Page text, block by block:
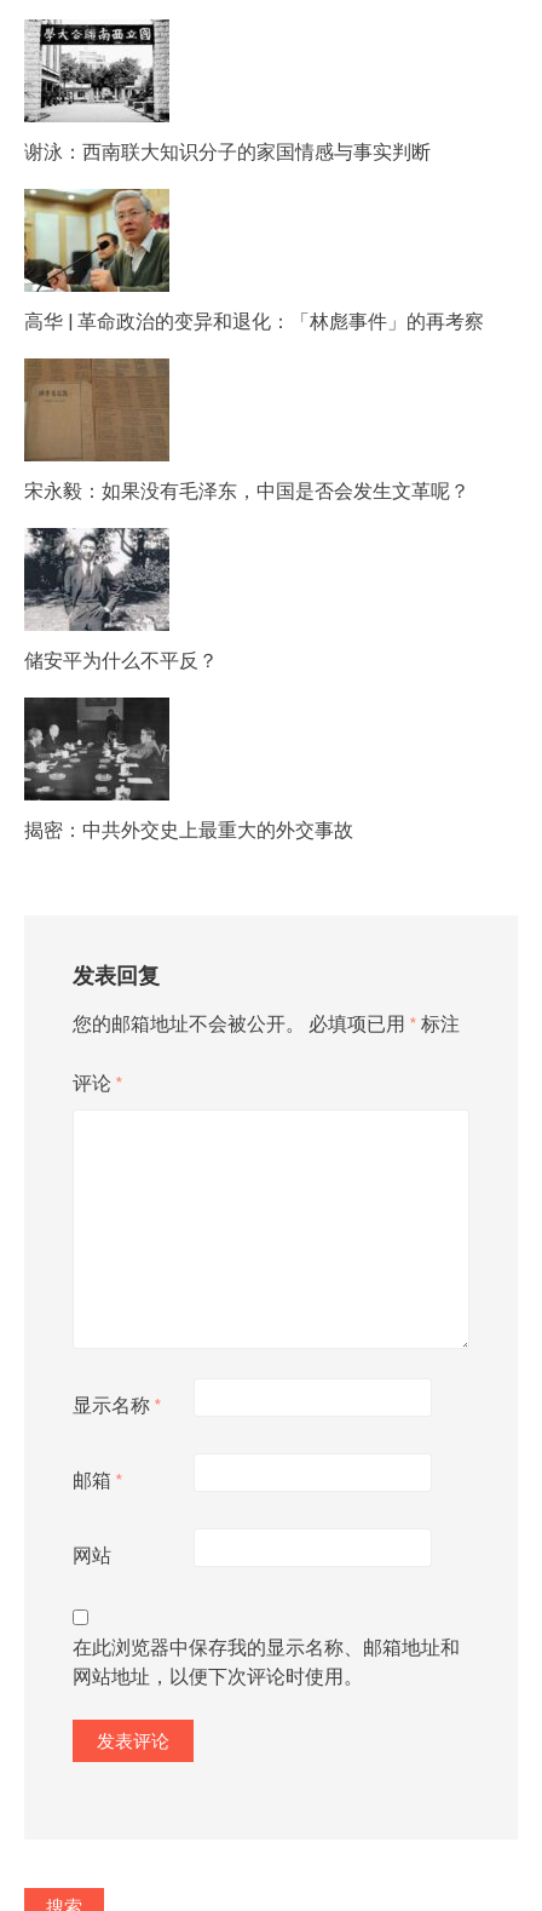
谢泳：西南联大知识分子的家国情感与事实判断
高华 | 革命政治的变异和退化：「林彪事件」的再考察
宋永毅：如果没有毛泽东，中国是否会发生文革呢？
储安平为什么不平反？
揭密：中共外交史上最重大的外交事故
发表回复
您的邮箱地址不会被公开。 必填项已用 * 标注
评论 *
显示名称 *
邮箱 *
网站
在此浏览器中保存我的显示名称、邮箱地址和
网站地址，以便下次评论时使用。